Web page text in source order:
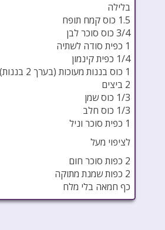
בלילה
1.5 כוס קמח תופח
3/4 כוס סוכר לבן
1 כפית סודה לשתיה
1/4 כפית קינמון
1 כוס בננות מעוכות (בערך 2 בננות)
2 ביצים
1/3 כוס שמן
1/3 כוס חלב
1 כפית סוכר וניל
לציפוי מעל
2 כפות סוכר חום
2 כפות שמנת מתוקה
כף חמאה בלי מלח